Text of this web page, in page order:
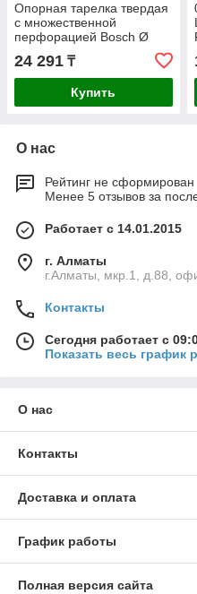
Опорная тарелка твердая
с множественной
перфорацией Bosch Ø
150 мм (GEX 125-150 AVE,
GEX 150 AC, GEX 150
24 291 ₸
Купить
О нас
Рейтинг не сформирован
Менее 5 отзывов за
Работает с 14.01.2015
г. Алматы
г.Алматы, мкр.1, д.88,
Контакты
Сегодня работает с
Показать весь график
О нас
Контакты
Доставка и оплата
График работы
Полная версия сайта